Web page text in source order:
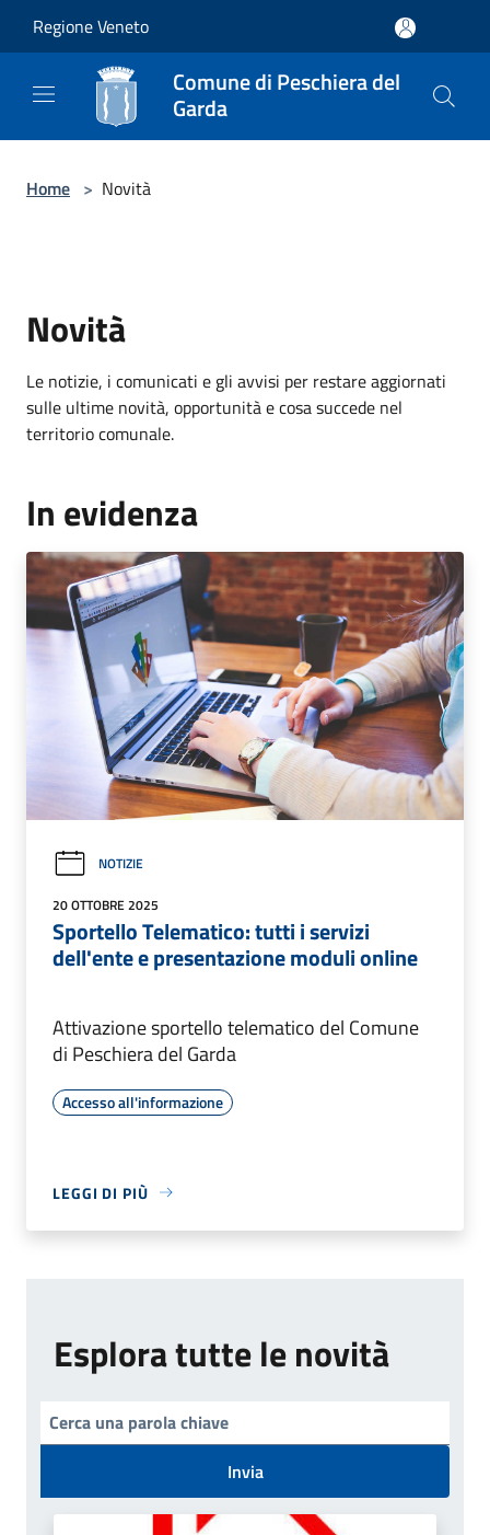
Regione Veneto
Comune di Peschiera del
Garda
Home > Novità
Novità
Le notizie, i comunicati e gli avvisi per restare aggiornati
sulle ultime novità, opportunità e cosa succede nel
territorio comunale.
In evidenza
NOTIZIE
20 OTTOBRE 2025
Sportello Telematico: tutti i servizi
dell'ente e presentazione moduli online
Attivazione sportello telematico del Comune
di Peschiera del Garda
Accesso all'informazione
LEGGI DI PIÙ
Esplora tutte le novità
Invia